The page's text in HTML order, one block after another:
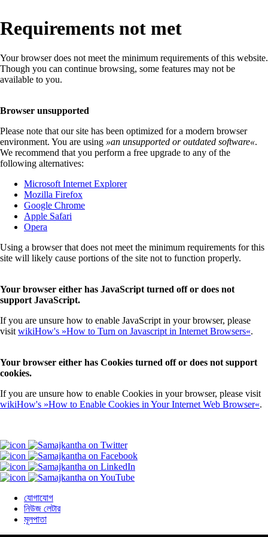
Requirements not met
Your browser does not meet the minimum requirements of this website.
Though you can continue browsing, some features may not be
available to you.
Browser unsupported
Please note that our site has been optimized for a modern browser
environment. You are using »an unsupported or outdated software«.
We recommend that you perform a free upgrade to any of the
following alternatives:
Microsoft Internet Explorer
Mozilla Firefox
Google Chrome
Apple Safari
Opera
Using a browser that does not meet the minimum requirements for this
site will likely cause portions of the site not to function properly.
Your browser either has JavaScript turned off or does not
support JavaScript.
If you are unsure how to enable JavaScript in your browser, please
visit wikiHow's »How to Turn on Javascript in Internet Browsers«.
Your browser either has Cookies turned off or does not support
cookies.
If you are unsure how to enable Cookies in your browser, please visit
wikiHow's »How to Enable Cookies in Your Internet Web Browser«.
যোগাযোগ
নিউজ লেটার
মূলপাতা